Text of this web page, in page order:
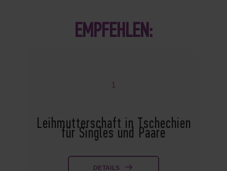
EMPFEHLEN:
1
Leihmutterschaft in Tschechien
für Singles und Paare
DETAILS